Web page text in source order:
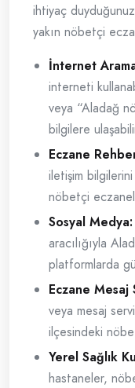
ihtiyaç
yakın nöbetçi
İnternet
interneti
veya “Aladağ
bilgilere
Eczane
iletişim
nöbetçi
Sosyal Medya:
aracılığıyla
platformlarda
Eczane Mesaj
veya mesaj
ilçesindeki
Yerel Sağlık
hastaneler,